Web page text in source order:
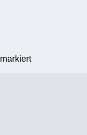
markiert